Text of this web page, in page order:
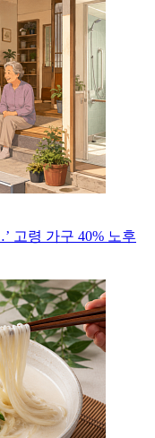
고령 가구 40% 노후